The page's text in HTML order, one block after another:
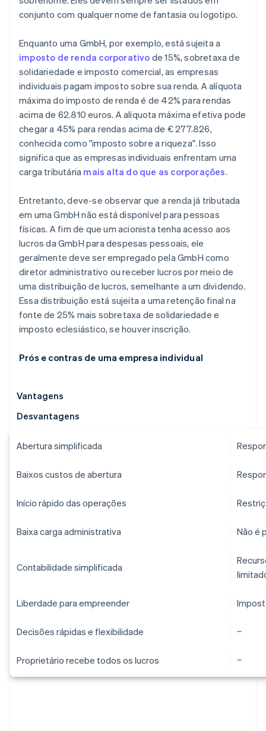
conjunto com qualquer nome de fantasia ou logotipo.
Enquanto uma GmbH, por exemplo, está sujeita a
imposto de renda corporativo de 15%, sobretaxa de
solidariedade e imposto comercial, as empresas
individuais pagam imposto sobre sua renda. A alíquota
máxima do imposto de renda é de 42% para rendas
acima de 62.810 euros. A alíquota máxima efetiva pode
chegar a 45% para rendas acima de € 277.826,
conhecida como "imposto sobre a riqueza". Isso
significa que as empresas individuais enfrentam uma
carga tributária mais alta do que as corporações.
Entretanto, deve-se observar que a renda já tributada
em uma GmbH não está disponível para pessoas
físicas. A fim de que um acionista tenha acesso aos
lucros da GmbH para despesas pessoais, ele
geralmente deve ser empregado pela GmbH como
diretor administrativo ou receber lucros por meio de
uma distribuição de lucros, semelhante a um dividendo.
Essa distribuição está sujeita a uma retenção final na
fonte de 25% mais sobretaxa de solidariedade e
imposto eclesiástico, se houver inscrição.
Prós e contras de uma empresa individual
Vantagens
Desvantagens
Abertura simplificada
Baixos custos de abertura
Início rápido das operações
Baixa carga administrativa Não é
Contabilidade simplificada
Liberdade para empreender
Decisões rápidas e flexibilidade
Proprietário recebe todos os lucros